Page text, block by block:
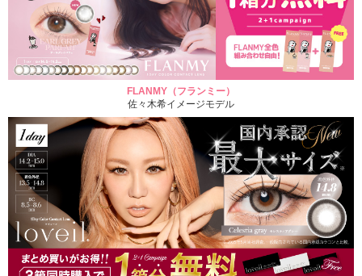
FLANMY（フランミー）
佐々木希イメージモデル